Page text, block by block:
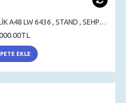
BEKO B48 LW 6436 , ARÇELİK A48 LW 6436 , STAND , SEHPA AYAK , MASA AYAK
EKLE